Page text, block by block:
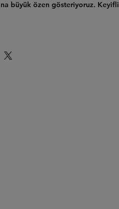
büyük özen gösteriyoruz. Keyifli